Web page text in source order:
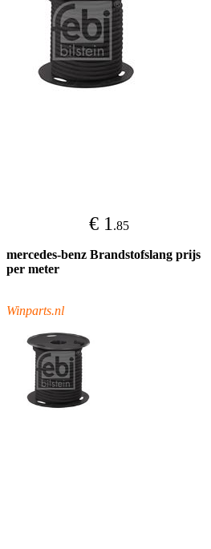
€ 1 .85
mercedes-benz Brandstofslang prijs
per meter
Winparts.nl